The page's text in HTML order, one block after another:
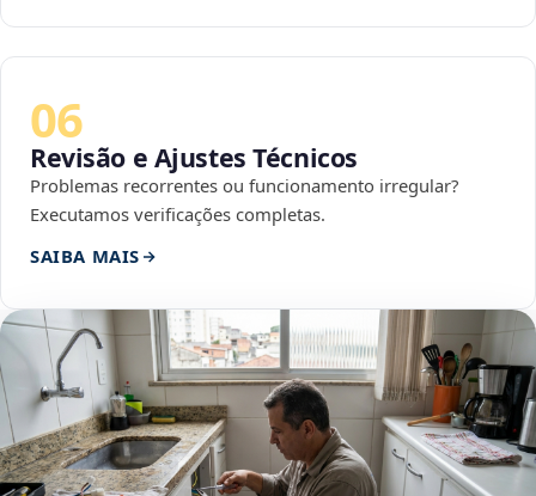
06
Revisão e Ajustes Técnicos
Problemas recorrentes ou funcionamento irregular?
Executamos verificações completas.
SAIBA MAIS